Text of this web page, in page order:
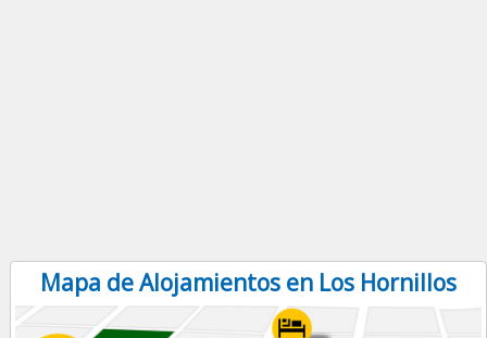
Mapa de Alojamientos en Los Hornillos